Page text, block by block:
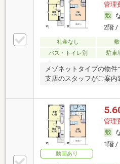
管理
2階 /
礼金なし
バス・トイレ別
駐車
メゾネットタイプの物
支店のスタッフがご案内
動画あり
管理
1階 /